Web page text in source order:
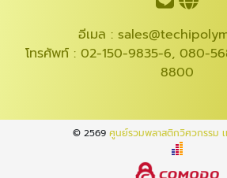
อีเมล :
โทรศัพท์ : 02-150-9835-6, 080-
8800
© 2569 ศูนย์รวมพลาสติกวิศวกรรม เ